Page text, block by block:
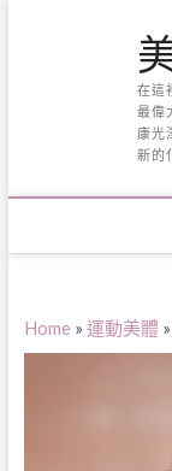
在這
最偉
康光
新的
Home » 運動美體 »